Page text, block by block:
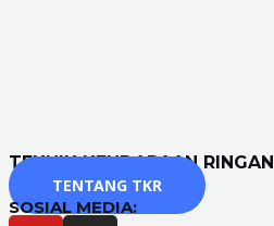
TEKNIK KENDARAAN RINGAN
TENTANG TKR
SOSIAL MEDIA: